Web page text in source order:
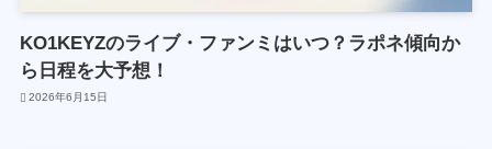
KO1KEYZのライブ・ファンミはいつ？ラポネ傾向か
ら日程を大予想！
2026年6月15日